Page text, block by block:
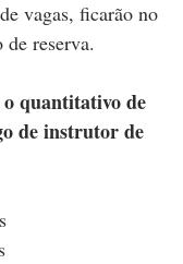
vagas, ficarão no
de reserva.
o quantitativo de
de instrutor de